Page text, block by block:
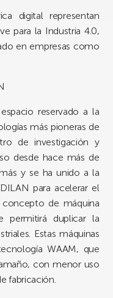
digital representan
para la Industria 4.0,
en empresas como
reservado a la
más pioneras de
de investigación y
desde hace más de
y se ha unido a la
para acelerar el
de máquina
permitirá duplicar la
Estas máquinas
WAAM, que
con menor uso
fabricación.